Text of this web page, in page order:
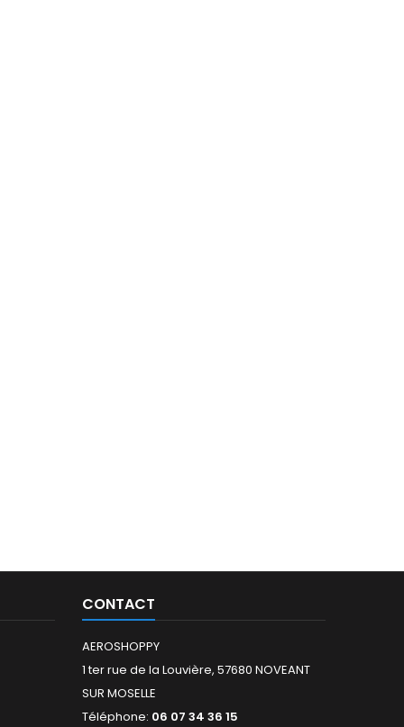
CONTACT
AEROSHOPPY
1 ter rue de la Louvière, 57680 NOVEANT
SUR MOSELLE
Téléphone: 06 07 34 36 15